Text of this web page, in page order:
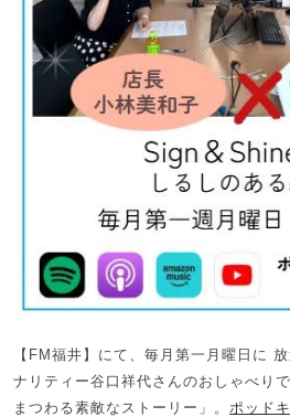
【FM福井】にて、毎月第一月曜日に
ナリティー谷口祥代さんのおしゃべり
まつわる素敵なストーリー」。 ポッド